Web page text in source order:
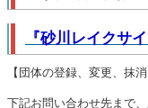
『砂川レイクサ
【団体の登録、変更、抹消
下記お問い合わせ先まで